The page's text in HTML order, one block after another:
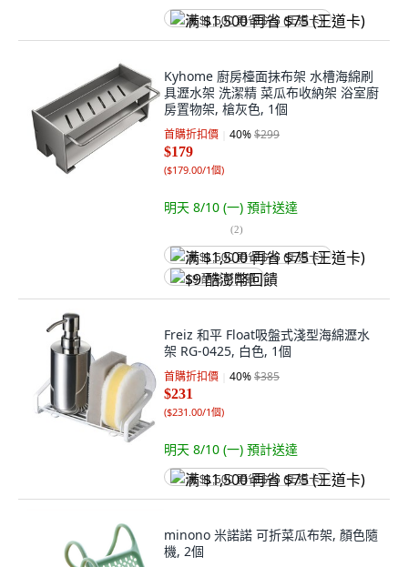
满 $1,500 再省 $75 (王道卡)
Kyhome 廚房檯面抹布架 水槽海綿刷
具瀝水架 洗潔精 菜瓜布收納架 浴室廚
房置物架, 槍灰色, 1個
首購折扣價 40%$299
$179
($179.00/1個)
明天 8/10 (一) 預計送達
(2)
满 $1,500 再省 $75 (王道卡)
$9 酷澎幣回饋
Freiz 和平 Float吸盤式淺型海綿瀝水
架 RG-0425, 白色, 1個
首購折扣價 40%$385
$231
($231.00/1個)
明天 8/10 (一) 預計送達
满 $1,500 再省 $75 (王道卡)
minono 米諾諾 可折菜瓜布架, 顏色隨
機, 2個